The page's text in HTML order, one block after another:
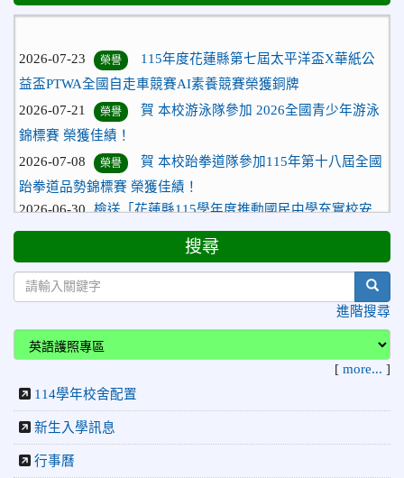
益盃PTWA全國自走車競賽AI素養競賽榮獲銅牌
錦標賽 榮獲佳績！
跆拳道品勢錦標賽 榮獲佳績！
2026-06-30 檢送「花蓮縣115學年度推動國民中學充實校安
人力聯合甄選簡章」1份，敬請協助公告周知，請查照。
賀 本校跆拳道隊參加115年花蓮市「市長
盃」跆拳道錦標賽 榮獲佳績！
2026-06-16
賀 本校跆拳道隊參加115年第三十三屆全
2026-06-10
榮譽
2026-06-09
榮譽
日盃籃球賽 榮獲季軍！
2026-06-09
榮譽
賀 本校游泳隊參加115年花蓮縣縣長盃分
齡游泳錦標賽榮獲佳績！
搜尋
進階搜尋
[ more... ]
114學年校舍配置
新生入學訊息
行事曆